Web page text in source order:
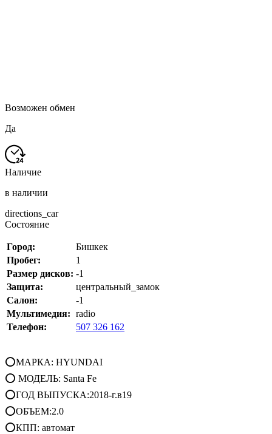
Возможен обмен
Да
Наличие
в наличии
directions_car
Состояние
Город:
Бишкек
Пробег:
1
Размер дисков: -1
Защита:
центральный_замок
Салон:
-1
Мультимедия: radio
Телефон:
507 326 162
⭕МАРКА: HYUNDAI
⭕ МОДЕЛЬ: Santa Fe
⭕ГОД ВЫПУСКА:2018-г.в19
⭕ОБЪЕМ:2.0
⭕КПП: автомат